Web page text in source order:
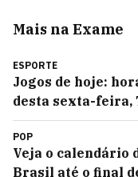
Mais na Exame
ESPORTE
Jogos de hoje:
desta sexta-feira,
POP
Veja o calendário
Brasil até o final